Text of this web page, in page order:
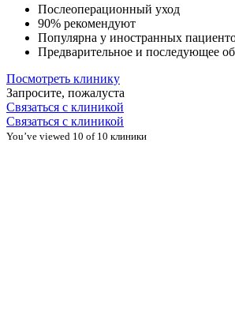
Послеоперационный уход
90% рекомендуют
Популярна у иностранных
Предварительное и последующее
Посмотреть клинику
Запросите, пожалуста
Связаться с клиникой
Связаться с клиникой
You’ve viewed 10 of 10 клиники